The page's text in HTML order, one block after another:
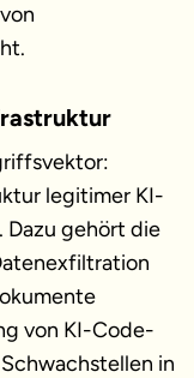
legitimer KI-
Dazu gehört die
von KI-Code-
in